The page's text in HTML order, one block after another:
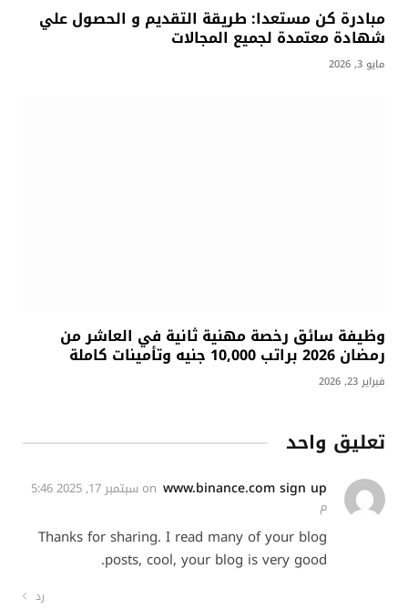
مبادرة كن مستعدا: طريقة التقديم و الحصول علي
شهادة معتمدة لجميع المجالات
مايو 3, 2026
وظيفة سائق رخصة مهنية ثانية في العاشر من
رمضان 2026 براتب 10,000 جنيه وتأمينات كاملة
فبراير 23, 2026
تعليق واحد
www.binance.com sign up
سبتمبر 17, 2025 5:46
م
Thanks for sharing. I read many of your blog
posts, cool, your blog is very good.
رد